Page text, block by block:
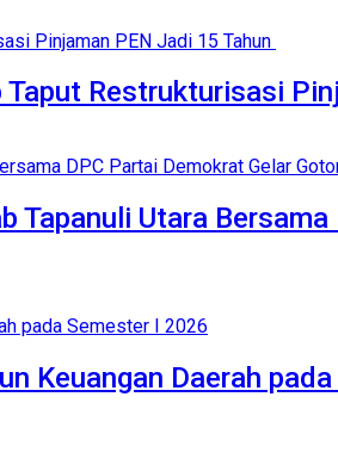
Restrukturisasi
Tapanuli Utara
Keuangan Daerah